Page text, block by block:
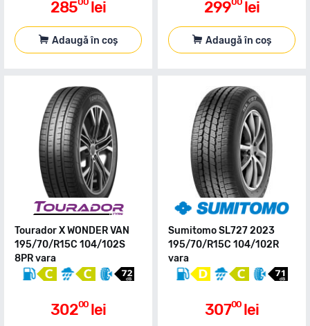
285 lei
Adaugă în coș
299 lei
Adaugă în coș
Tourador X WONDER VAN
195/70/R15C 104/102S
8PR vara
30200 lei
Sumitomo SL727 2023
195/70/R15C 104/102R
vara
30700 lei